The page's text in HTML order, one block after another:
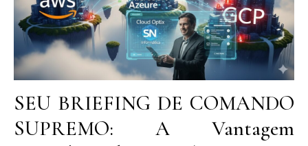
SEU BRIEFING DE COMANDO
SUPREMO: A Vantagem